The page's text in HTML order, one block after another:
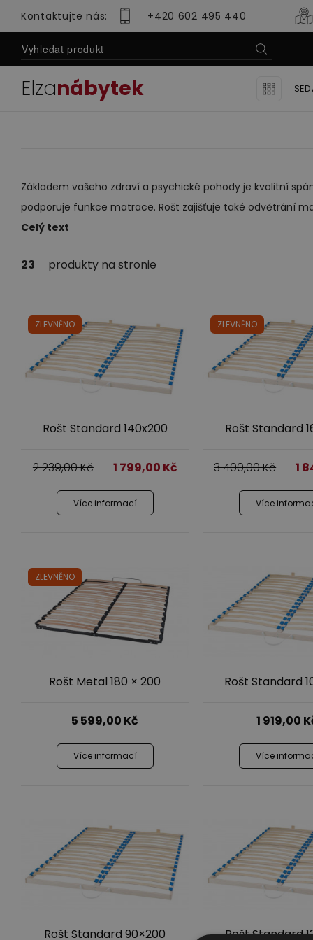
Kontaktujte nás: +420 602 495 440
Elzanábytek
Sedací soupravy
Předsíně
Domov Nabídka
Základem vašeho zdraví a psychické pohody je kvalitní
podporuje funkce matrace. Rošt zajišťuje také odvětrání
Celý text
23 produkty na stronie
ZLEVNĚNO
Rošt Standard 140x200
2 239,00Kč 1 799,00 Kč
Více informací
ZLEVNĚNO
Rošt Standard
3 400,00Kč 1
Více
ZLEVNĚNO
Rošt Metal 180 × 200
5 599,00 Kč
Více informací
Rošt Standard
1 919,00
Více
Rošt Standard 90×200 Rošt Standard